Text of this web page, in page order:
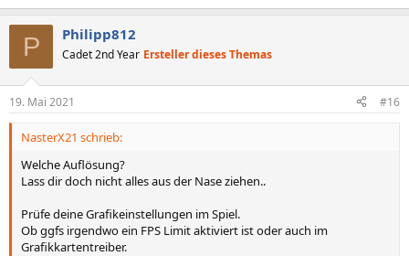
P Philipp812
Cadet 2nd Year Ersteller dieses Themas
19. Mai 2021 #16
NasterX21 schrieb:
Welche Auflösung?
Lass dir doch nicht alles aus der Nase ziehen..
Prüfe deine Grafikeinstellungen im Spiel.
Ob ggfs irgendwo ein FPS Limit aktiviert ist oder auch im
Grafikkartentreiber.